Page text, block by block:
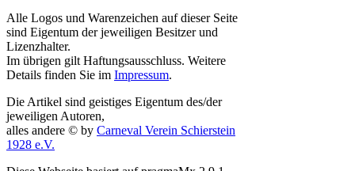
Alle Logos und Warenzeichen auf dieser Seite
sind Eigentum der jeweiligen Besitzer und
Lizenzhalter.
Im übrigen gilt Haftungsausschluss. Weitere
Details finden Sie im Impressum.
Die Artikel sind geistiges Eigentum des/der
jeweiligen Autoren,
alles andere © by Carneval Verein Schierstein
1928 e.V.